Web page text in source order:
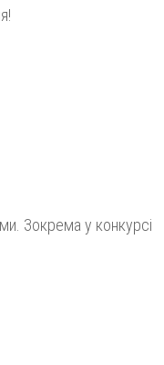
Зокрема у конкурсі